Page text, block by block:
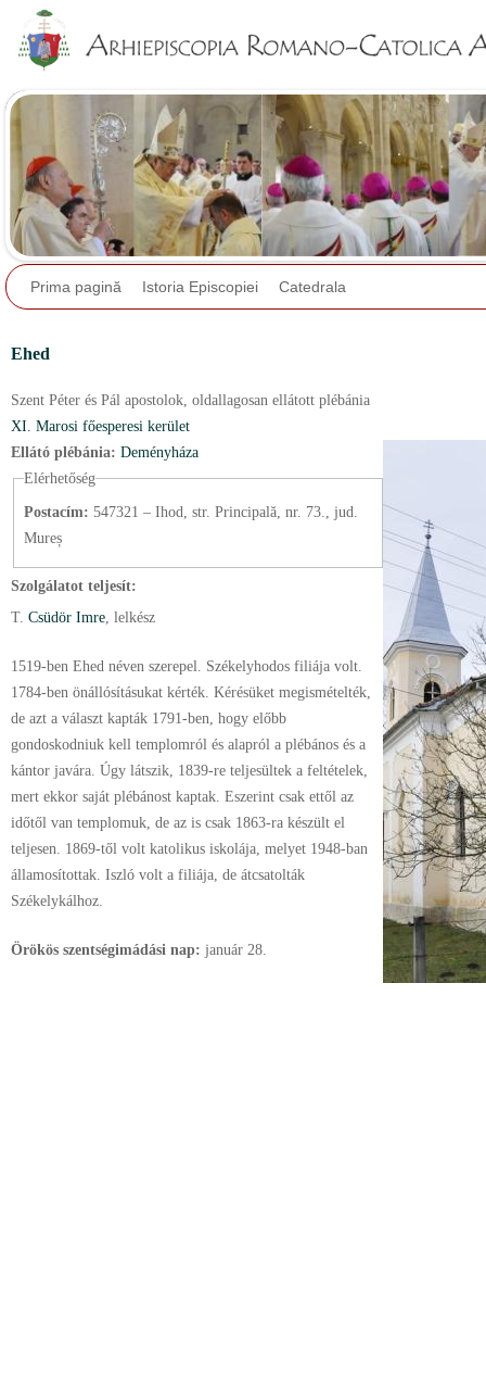
Prima pagină Istoria Episcopiei Catedrala
Ehed
Szent Péter és Pál apostolok, oldallagosan ellátott plébánia
XI. Marosi főesperesi kerület
Ellátó plébánia: Deményháza
Elérhetőség
Postacím: 547321 – Ihod, str. Principală, nr. 73., jud.
Mureș
Szolgálatot teljesít:
T. Csüdör Imre , lelkész
1519-ben Ehed néven szerepel. Székelyhodos filiája volt.
1784-ben önállósításukat kérték. Kérésüket megismételték,
de azt a választ kapták 1791-ben, hogy előbb
gondoskodniuk kell templomról és alapról a plébános és a
kántor javára. Úgy látszik, 1839-re teljesültek a feltételek,
mert ekkor saját plébánost kaptak. Eszerint csak ettől az
időtől van templomuk, de az is csak 1863-ra készült el
teljesen. 1869-től volt katolikus iskolája, melyet 1948-ban
államosítottak. Iszló volt a filiája, de átcsatolták
Székelykálhoz.
Örökös szentségimádási nap: január 28.